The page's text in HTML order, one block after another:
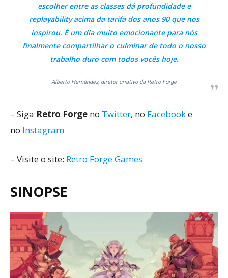
escolher entre as classes dá profundidade e
replayability acima da tarifa dos anos 90 que nos
inspirou. É um dia muito emocionante para nós
finalmente compartilhar o culminar de todo o nosso
trabalho duro com todos vocês hoje.
Alberto Hernández, diretor criativo da Retro Forge
– Siga Retro Forge no Twitter, no Facebooke
no Instagram
– Visite o site: Retro Forge Games
SINOPSE